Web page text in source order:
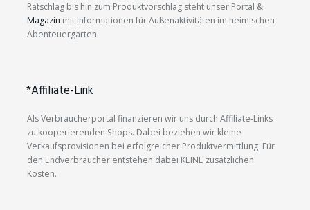
Ratschlag bis hin zum Produktvorschlag steht unser Portal &
Magazin mit Informationen für Außenaktivitäten im heimischen
Abenteuergarten.
*Affiliate-Link
Als Verbraucherportal finanzieren wir uns durch Affiliate-Links
zu kooperierenden Shops. Dabei beziehen wir kleine
Verkaufsprovisionen bei erfolgreicher Produktvermittlung. Für
den Endverbraucher entstehen dabei KEINE zusätzlichen
Kosten.